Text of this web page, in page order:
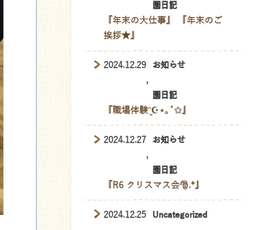
園日記
『年末の大仕事』 『年末のご
挨拶★』
2024.12.29 お知らせ
,
園日記
『職場体験¨̮☪︎⋆｡˚✩』
2024.12.27 お知らせ
,
園日記
『R6 クリスマス会🎅.*』
2024.12.25 Uncategorized